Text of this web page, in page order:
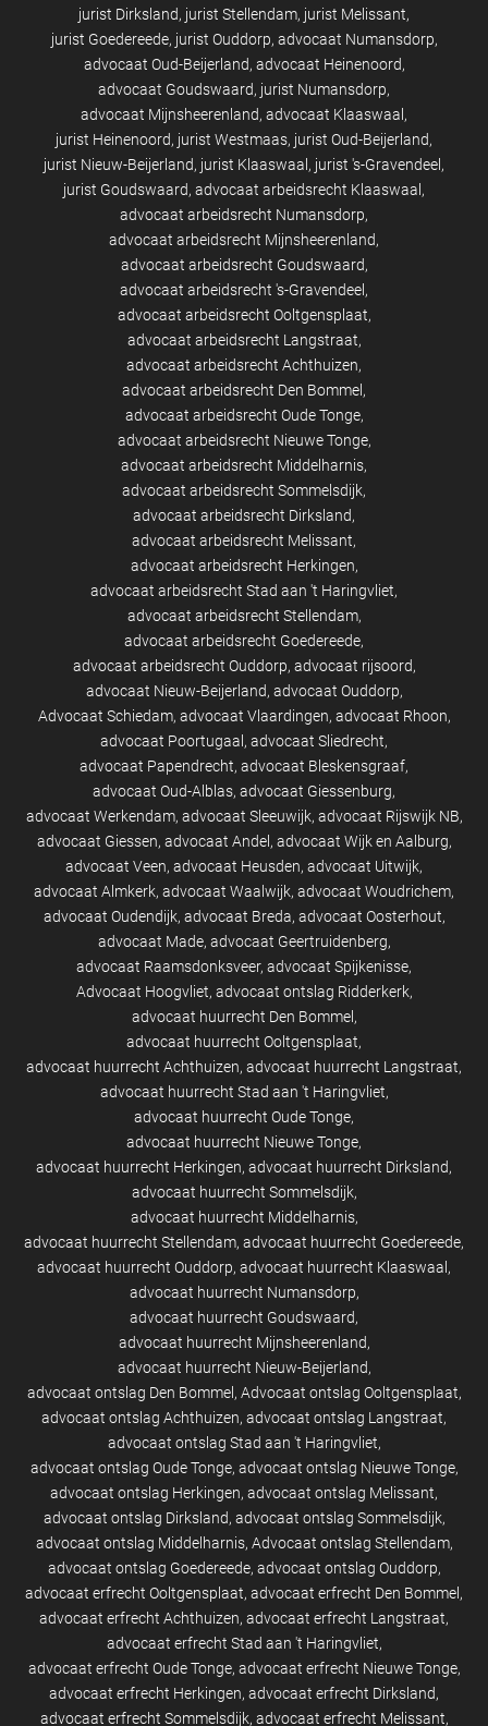
jurist Dirksland jurist Stellendam jurist Melissant
jurist Goedereede jurist Ouddorp advocaat Numansdorp
advocaat Oud-Beijerland advocaat Heinenoord
advocaat Goudswaard jurist Numansdorp
advocaat Mijnsheerenland advocaat Klaaswaal
jurist Heinenoord jurist Westmaas jurist Oud-Beijerland
jurist Nieuw-Beijerland jurist Klaaswaal
jurist 's-Gravendeel
jurist Goudswaard advocaat arbeidsrecht Klaaswaal
advocaat arbeidsrecht Numansdorp
advocaat arbeidsrecht Mijnsheerenland
advocaat arbeidsrecht Goudswaard
advocaat arbeidsrecht 's-Gravendeel
advocaat arbeidsrecht Ooltgensplaat
advocaat arbeidsrecht Langstraat
advocaat arbeidsrecht Achthuizen
advocaat arbeidsrecht Den Bommel
advocaat arbeidsrecht Oude Tonge
advocaat arbeidsrecht Nieuwe Tonge
advocaat arbeidsrecht Middelharnis
advocaat arbeidsrecht Sommelsdijk
advocaat arbeidsrecht Dirksland
advocaat arbeidsrecht Melissant
advocaat arbeidsrecht Herkingen
advocaat arbeidsrecht Stad aan 't Haringvliet
advocaat arbeidsrecht Stellendam
advocaat arbeidsrecht Goedereede
advocaat arbeidsrecht Ouddorp advocaat rijsoord
advocaat Nieuw-Beijerland advocaat Ouddorp
Advocaat Schiedam advocaat Vlaardingen advocaat Rhoon
advocaat Poortugaal
advocaat Sliedrecht
advocaat Papendrecht advocaat Bleskensgraaf
advocaat Oud-Alblas advocaat Giessenburg
advocaat Werkendam advocaat Sleeuwijk advocaat Rijswijk NB
advocaat Giessen advocaat Andel advocaat Wijk en Aalburg
advocaat Veen advocaat Heusden advocaat Uitwijk
advocaat Almkerk advocaat Waalwijk advocaat Woudrichem
advocaat Oudendijk advocaat Breda advocaat Oosterhout
advocaat Made advocaat Geertruidenberg
advocaat Raamsdonksveer advocaat Spijkenisse
Advocaat Hoogvliet advocaat ontslag Ridderkerk
advocaat huurrecht Den Bommel
advocaat huurrecht Ooltgensplaat
advocaat huurrecht Achthuizen advocaat huurrecht Langstraat
advocaat huurrecht Stad aan 't Haringvliet
advocaat huurrecht Oude Tonge
advocaat huurrecht Nieuwe Tonge
advocaat huurrecht Herkingen advocaat huurrecht Dirksland
advocaat huurrecht Sommelsdijk
advocaat huurrecht Middelharnis
advocaat huurrecht Stellendam advocaat huurrecht Goedereede
advocaat huurrecht Ouddorp advocaat huurrecht Klaaswaal
advocaat huurrecht Numansdorp
advocaat huurrecht Goudswaard
advocaat huurrecht Mijnsheerenland
advocaat huurrecht Nieuw-Beijerland
advocaat ontslag Den Bommel Advocaat ontslag Ooltgensplaat
advocaat ontslag Achthuizen advocaat ontslag Langstraat
advocaat ontslag Stad aan 't Haringvliet
advocaat ontslag Oude Tonge advocaat ontslag Nieuwe Tonge
advocaat ontslag Herkingen advocaat ontslag Melissant
advocaat ontslag Dirksland advocaat ontslag Sommelsdijk
advocaat ontslag Middelharnis Advocaat ontslag Stellendam
advocaat ontslag Goedereede advocaat ontslag Ouddorp
advocaat erfrecht Ooltgensplaat advocaat erfrecht Den Bommel
advocaat erfrecht Achthuizen advocaat erfrecht Langstraat
advocaat erfrecht Stad aan 't Haringvliet
advocaat erfrecht Oude Tonge advocaat erfrecht Nieuwe Tonge
advocaat erfrecht Herkingen advocaat erfrecht Dirksland
advocaat erfrecht Sommelsdijk advocaat erfrecht Melissant